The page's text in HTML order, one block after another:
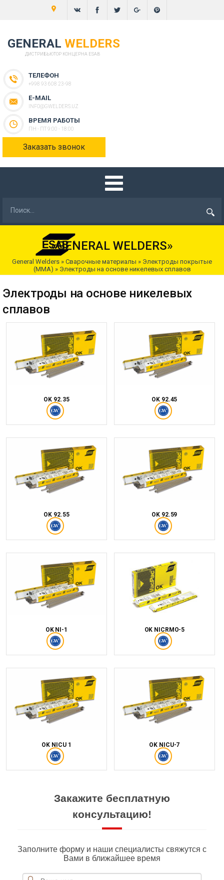
GENERAL WELDERS
ДИСТРИБЬЮТОР КОНЦЕРНА ESAB
ТЕЛЕФОН
+998 93 608 23-98
E-MAIL
INFO@GWELDERS.UZ
ВРЕМЯ РАБОТЫ
ПН - ПТ 9:00 - 18:00
Заказать звонок
«GENERAL WELDERS»
General Welders » Сварочные материалы » Электроды покрытые
(ММА) » Электроды на основе никелевых сплавов
Электроды на основе никелевых
сплавов
OK 92.35 OK 92.45
OK 92.55 OK 92.59
OK NI-1 OK NICRMO-5
OK NICU 1 OK NICU-7
Закажите бесплатную
консультацию!
Заполните форму и наши специалисты свяжутся с
Вами в ближайшее время